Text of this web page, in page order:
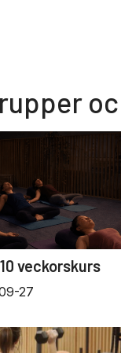
veckorskurs
27